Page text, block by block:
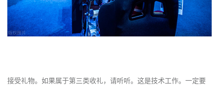
接受礼物。如果属于第三类收礼，请听听。这是技术工作。一定要